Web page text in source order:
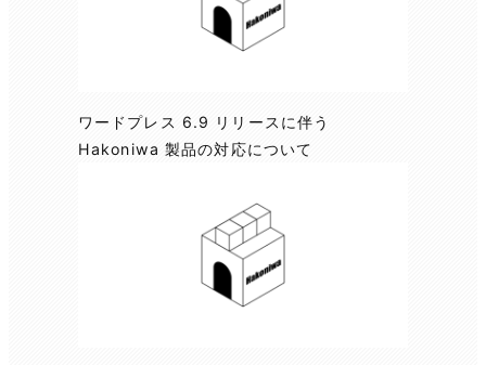
ワードプレス 6.9 リリースに伴う
Hakoniwa 製品の対応について